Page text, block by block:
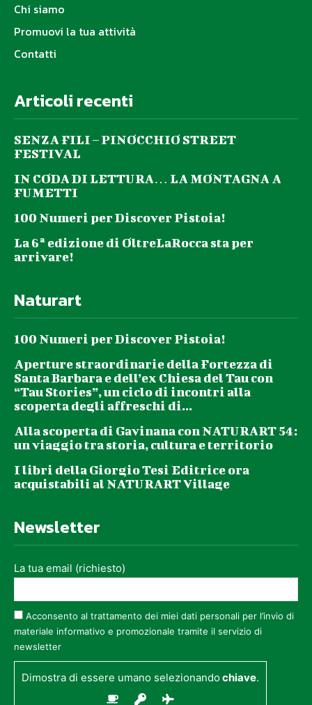
Chi siamo
Promuovi la tua attività
Contatti
Articoli recenti
SENZA FILI – PINOCCHIO STREET
FESTIVAL
IN CODA DI LETTURA… LA MONTAGNA A
FUMETTI
100 Numeri per Discover Pistoia!
La 6ª edizione di OltreLaRocca sta per
arrivare!
Naturart
100 Numeri per Discover Pistoia!
Aperture straordinarie della Fortezza di
Santa Barbara e dell’ex Chiesa del Tau con
“Tau Stories”, un ciclo di incontri alla
scoperta degli affreschi di...
Alla scoperta di Gavinana con NATURART 54:
un viaggio tra storia, cultura e territorio
I libri della Giorgio Tesi Editrice ora
acquistabili al NATURART Village
Newsletter
La tua email (richiesto)
Acconsento al trattamento dei miei dati personali per l’invio di
materiale informativo e promozionale tramite il servizio di
newsletter
Dimostra di essere umano selezionandochiave.